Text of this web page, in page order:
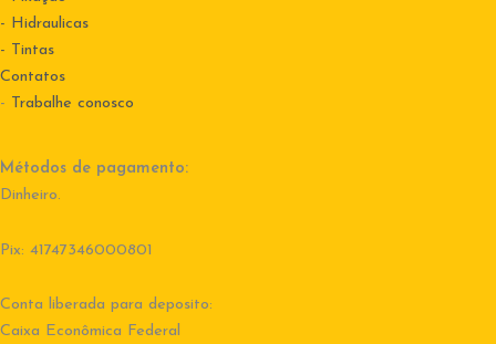
- Hidraulicas
- Tintas
Contatos
- Trabalhe conosco
Métodos de pagamento:
Dinheiro.
Pix: 41747346000801
Conta liberada para deposito:
Caixa Econômica Federal